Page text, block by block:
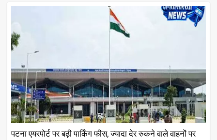
पटना एयरपोर्ट पर बढ़ी पार्किंग फीस, ज्यादा देर रुकने वाले वाहनों पर